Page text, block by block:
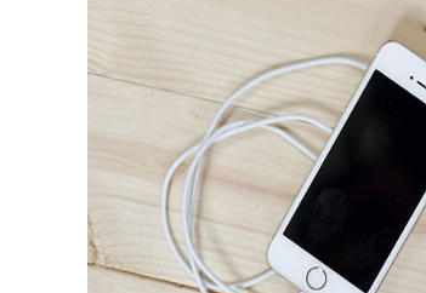
圳及江西拥有专业制造工厂，员工150多人,在深
圳、台北、苏州、北京等建立营销据点，成为华
为、松下、三星、LG.、现代.BOSE等多家知名企
业直接或间接供应商，建立长期合作伙伴。为全
球客户提供全方位的零组件供应与实时之产品技